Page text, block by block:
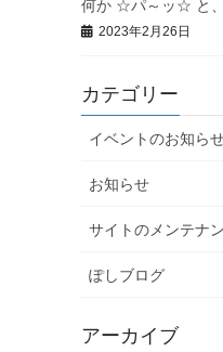
何か ☆パ～ッ☆ と
2023年2月26日
カテゴリー
イベントのお知ら
お知らせ
サイトのメンテナ
ぽしブログ
アーカイブ